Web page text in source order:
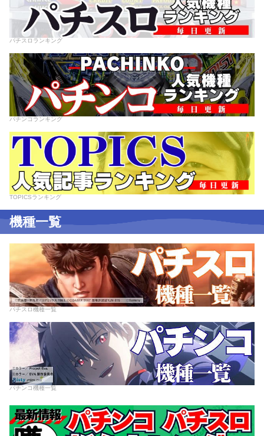
パチスロランキング
パチンコランキング
TOPICSランキング
機種一覧
パチスロ機種一覧
パチンコ機種一覧